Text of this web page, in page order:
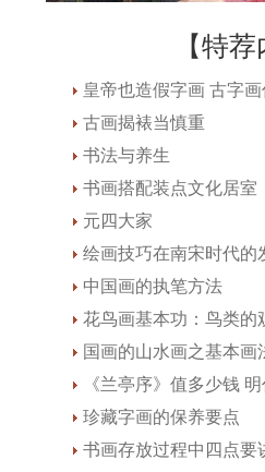
【特荐
皇帝也造假字画 古字
古画揭裱当慎重
书法与养生
书画搭配装点文化居室
元四大家
绘画技巧在南宋时代的
中国画的执笔方法
花鸟画基本功：鸟类的
国画的山水画之基本画
《兰亭序》值多少钱
珍藏字画的保养要点
书画存放过程中四点要